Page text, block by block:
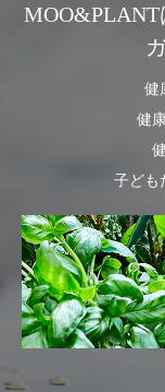
健
健
子ども